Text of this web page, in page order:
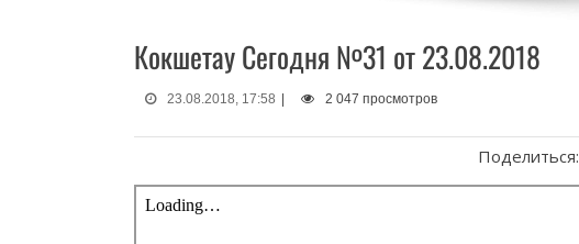
Кокшетау Сегодня №31 от 23.08.2018
23.08.2018, 17:58 | 2 047 просмотров
Поделиться: